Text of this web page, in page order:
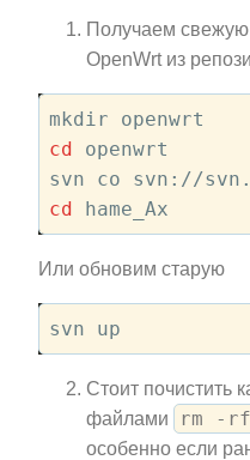
Получаем
OpenWrt из
cd openwrt
cd
Или обновим старую
Стоит почистить
файлами
rm -
особенно если